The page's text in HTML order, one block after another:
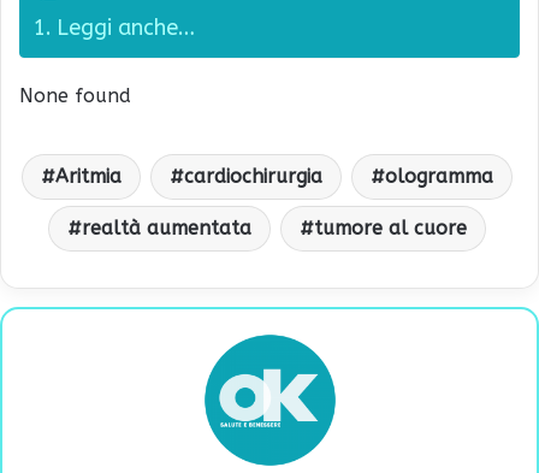
Leggi anche…
None found
Aritmia cardiochirurgia ologramma
realtà aumentata tumore al cuore